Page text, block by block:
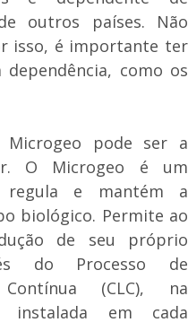
outros países. Não
isso, é importante ter
como os
Microgeo pode ser a
O Microgeo é um
regula e mantém a
biológico. Permite ao
de seu próprio
do Processo de
(CLC), na
instalada em cada